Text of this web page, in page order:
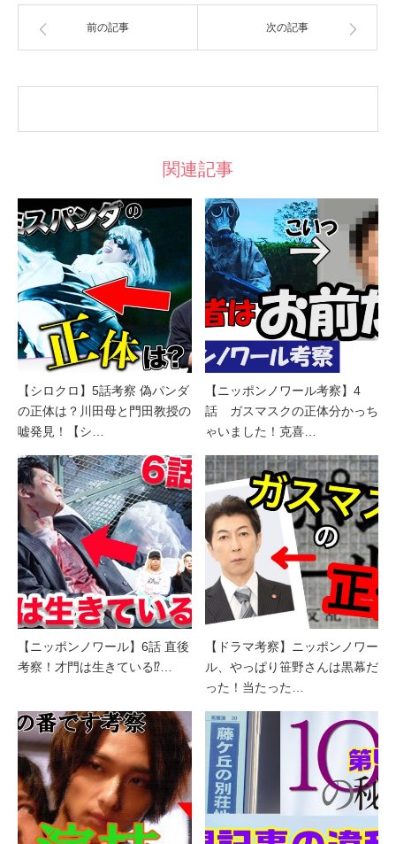
前の記事 次の記事
関連記事
【シロクロ】5話考察 偽パンダ
の正体は？川田母と門田教授の
嘘発見！【シ…
【ニッポンノワール考察】4
話 ガスマスクの正体分かっち
ゃいました！克喜…
【ニッポンノワール】6話 直後
考察！才門は生きている⁉︎…
【ドラマ考察】ニッポンノワー
ル、やっぱり笹野さんは黒幕だ
った！当たった…